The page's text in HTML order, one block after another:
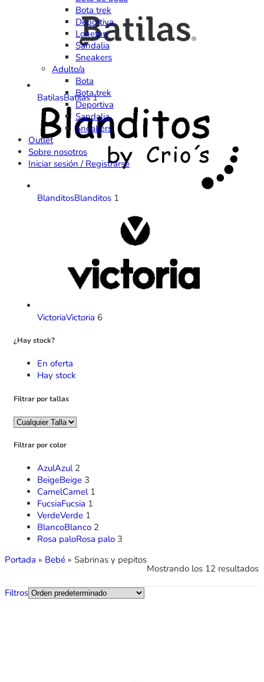
BatilasBatilas 1
BlanditosBlanditos 1
VictoriaVictoria 6
¿Hay stock?
En oferta
Hay stock
Filtrar por tallas
Filtrar por color
AzulAzul 2
BeigeBeige 3
CamelCamel 1
FucsiaFucsia 1
VerdeVerde 1
BlancoBlanco 2
Rosa paloRosa palo 3
Portada » Bebé » Sabrinas y pepitos
Mostrando los 12 resultados
Filtros
Bota trek
Deportiva
Lonetas
Sandalia
Sneakers
Adulto/a
Bota
Bota trek
Deportiva
Sandalia
Sneakers
Outlet
Sobre nosotros
Iniciar sesión / Registrarse